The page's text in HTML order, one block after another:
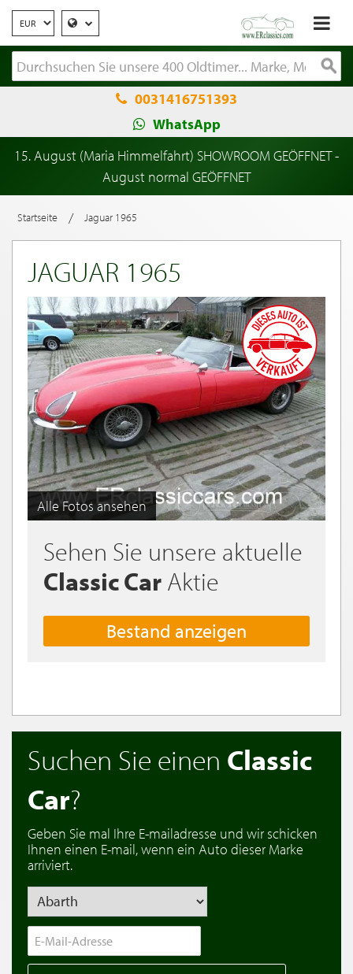
0031416751393
WhatsApp
15. August (Maria Himmelfahrt) SHOWROOM GEÖFFNET -
August normal GEÖFFNET
Startseite / Jaguar 1965
JAGUAR 1965
Alle Fotos ansehen
Sehen Sie unsere aktuelle
Classic Car Aktie
Bestand anzeigen
Suchen Sie einen Classic
Car?
Geben Sie mal Ihre E-mailadresse und wir schicken
Ihnen einen E-mail, wenn ein Auto dieser Marke
arriviert.